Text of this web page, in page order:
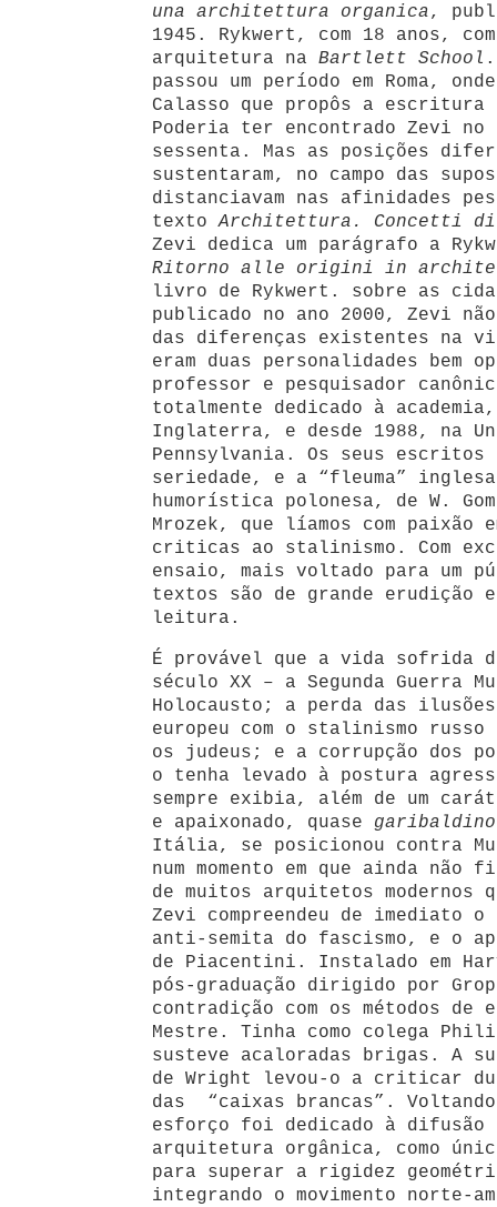
una architettura organica,
1945. Rykwert, com 18 anos,
arquitetura na Bartlett School
passou um período em Roma,
Calasso que propôs a escritura
Poderia ter encontrado Zevi
sessenta. Mas as posições
sustentaram, no campo das
distanciavam nas afinidades
textoArchitettura. Concetti di
Zevi dedica um parágrafo a
Ritorno alle origini in
livro de Rykwert. sobre as
publicado no ano 2000, Zevi
das diferenças existentes na
eram duas personalidades bem
professor e pesquisador
totalmente dedicado à
Inglaterra, e desde 1988, na
Pennsylvania. Os seus escritos
seriedade, e a “fleuma”
humorística polonesa, de W.
Mrozek, que líamos com paixão
criticas ao stalinismo. Com
ensaio, mais voltado para um
textos são de grande erudição
leitura.
É provável que a vida sofrida
século XX – a Segunda Guerra
Holocausto; a perda das
europeu com o stalinismo russo
os judeus; e a corrupção
o tenha levado à postura
sempre exibia, além de um
e apaixonado, quase garibaldino
Itália, se posicionou contra
num momento em que ainda
de muitos arquitetos modernos
Zevi compreendeu de
anti-semita do fascismo, e o
de Piacentini. Instalado em
pós-graduação dirigido por
contradição com os métodos
Mestre. Tinha como colega
susteve acaloradas brigas. A
de Wright levou-o a criticar
das “caixas brancas”.
esforço foi dedicado à difusão
arquitetura orgânica, como
para superar a rigidez
integrando o movimento norte-